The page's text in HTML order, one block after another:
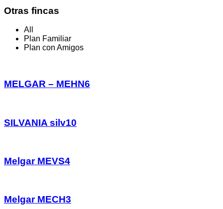
Otras fincas
All
Plan Familiar
Plan con Amigos
MELGAR – MEHN6
SILVANIA silv10
Melgar MEVS4
Melgar MECH3